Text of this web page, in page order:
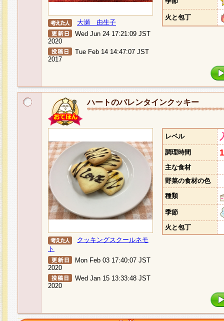
大瀬 由生子
Wed Jun 24 17:21:09 JST
2020
Tue Feb 14 14:47:07 JST
2017
火と包丁
ハートのバレンタインクッキー
クッキングスクールネモ
ト
Mon Feb 03 17:40:07 JST
2020
Wed Jan 15 13:33:48 JST
2020
レベル
調理時間
主な食材
野菜の食材の色
種類
季節
火と包丁